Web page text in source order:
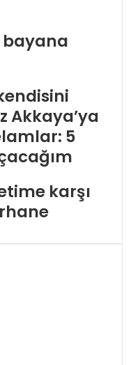
bayana
Akkaya’ya
5
karşı